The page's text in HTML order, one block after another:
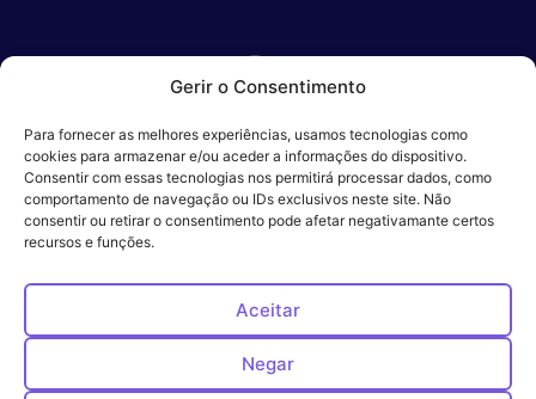
Gerir o Consentimento
Para fornecer as melhores experiências, usamos tecnologias como
cookies para armazenar e/ou aceder a informações do dispositivo.
Consentir com essas tecnologias nos permitirá processar dados, como
comportamento de navegação ou IDs exclusivos neste site. Não
consentir ou retirar o consentimento pode afetar negativamante certos
recursos e funções.
Aceitar
Negar
Parceiros:
Veros – Hospital
Ética